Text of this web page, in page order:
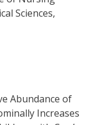
Sciences,
Abundance of
Increases